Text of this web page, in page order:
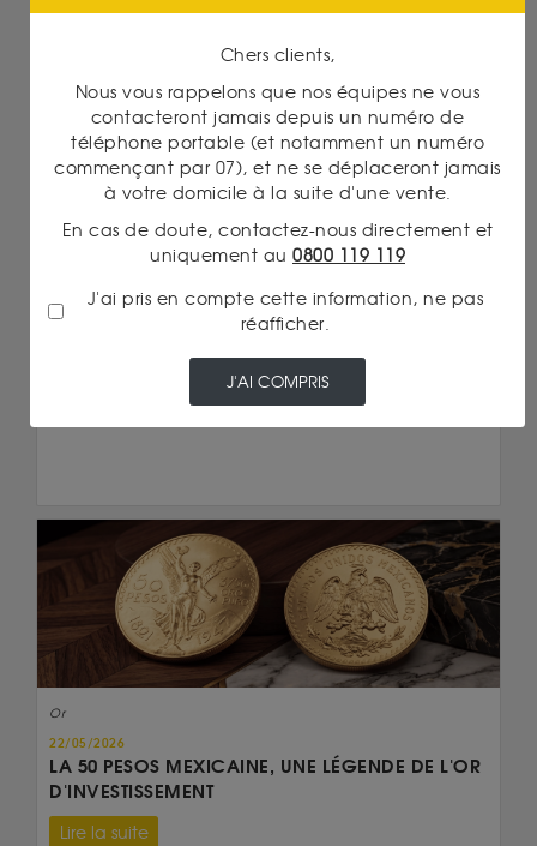
Or
10/06/2026
DIVERSIFICATION ?
Or
22/05/2026
LA 50 PESOS MEXICAINE, UNE LÉGENDE DE L'OR
D'INVESTISSEMENT
Lire la suite
Chers clients,
Nous vous rappelons que nos équipes ne vous
contacteront jamais depuis un numéro de
téléphone portable (et notamment un numéro
commençant par 07), et ne se déplaceront jamais
à votre domicile à la suite d'une vente.
En cas de doute, contactez-nous directement et
uniquement au 0800 119 119
J'ai pris en compte cette information, ne pas
réafficher.
J'AI COMPRIS